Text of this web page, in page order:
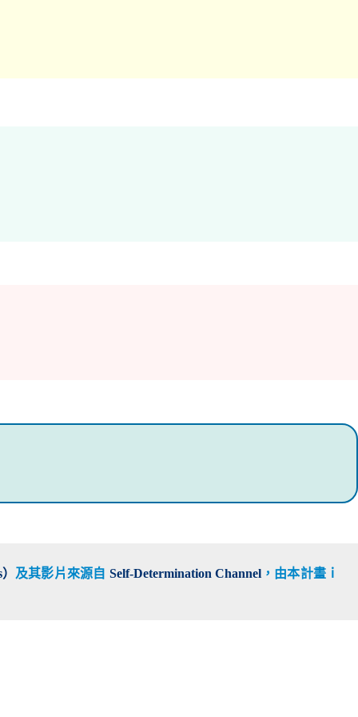
及其影片來源自 Self-Determination Channel，由本計畫 ｉ